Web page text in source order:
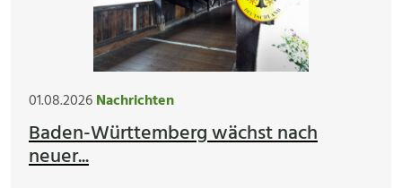
01.08.2026Nachrichten
Baden-Württemberg wächst nach
neuer...